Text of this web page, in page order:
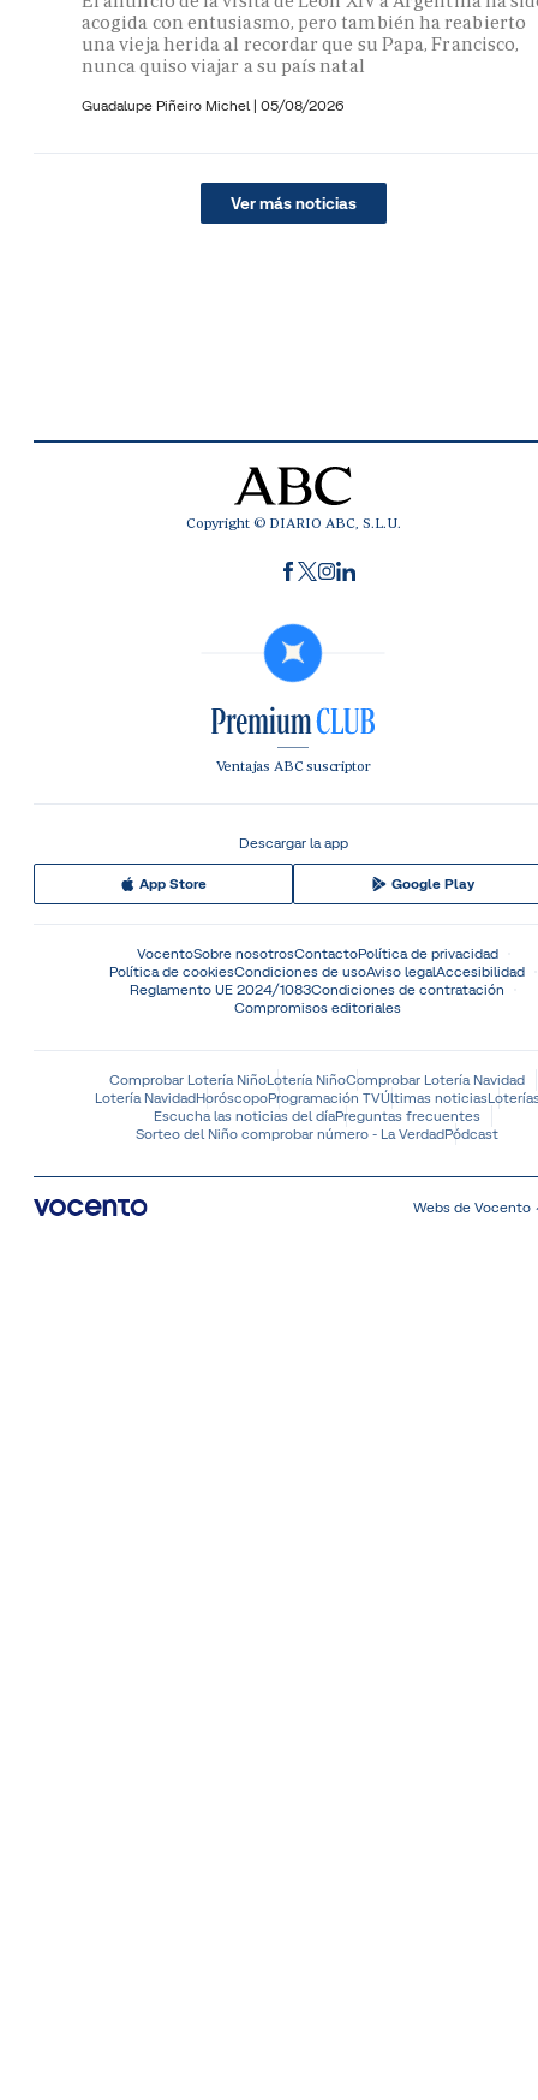
acogida con entusiasmo, pero también ha reabierto
una vieja herida al recordar que su Papa, Francisco,
nunca quiso viajar a su país natal
Guadalupe Piñeiro Michel | 05/08/2026
Ver más noticias
Copyright © DIARIO ABC, S.L.U.
Ventajas ABC suscriptor
Descargar la app
App Store Google Play
VocentoSobre nosotrosContactoPolítica de privacidad
Política de cookiesCondiciones de usoAviso legalAccesibilidad
Reglamento UE 2024/1083Condiciones de contratación
Compromisos editoriales
Comprobar Lotería NiñoLotería NiñoComprobar Lotería Navidad
Lotería NavidadHoróscopoProgramación TVÚltimas noticias
Escucha las noticias del díaPreguntas frecuentes
Sorteo del Niño comprobar número - La VerdadPódcast
Webs de Vocento